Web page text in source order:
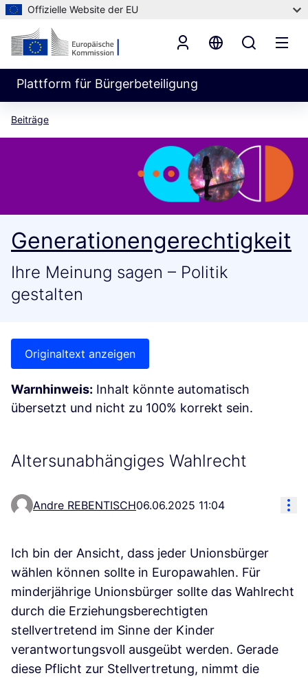
Offizielle Website der EU
Plattform für Bürgerbeteiligung
Beiträge
Generationengerechtigkeit
Ihre Meinung sagen – Politik
gestalten
Originaltext anzeigen
Warnhinweis: Inhalt könnte automatisch
übersetzt und nicht zu 100% korrekt sein.
Altersunabhängiges Wahlrecht
Andre REBENTISCH06.06.2025 11:04
Ich bin der Ansicht, dass jeder Unionsbürger
wählen können sollte in Europawahlen. Für
minderjährige Unionsbürger sollte das Wahlrecht
durch die Erziehungsberechtigten
stellvertretend im Sinne der Kinder
verantwortungsvoll ausgeübt werden. Gerade
diese Pflicht zur Stellvertretung, nimmt die